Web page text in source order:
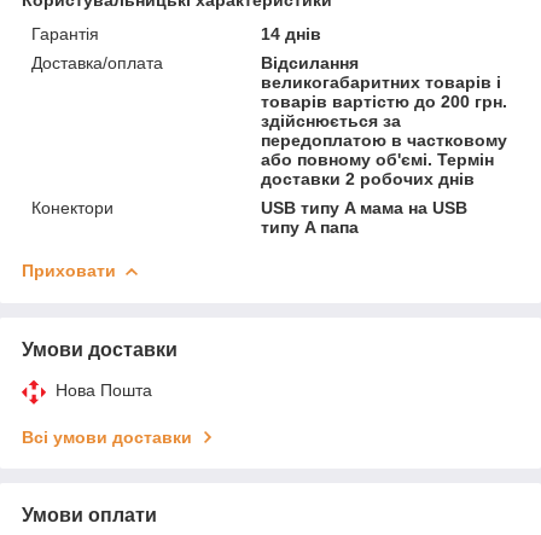
Гарантія
14 днів
Доставка/оплата
Відсилання
великогабаритних товарів і
товарів вартістю до 200 грн.
здійснюється за
передоплатою в частковому
або повному об'ємі. Термін
доставки 2 робочих днів
Конектори
USB типу A мама на USB
типу A папа
Приховати
Умови доставки
Нова Пошта
Всі умови доставки
Умови оплати